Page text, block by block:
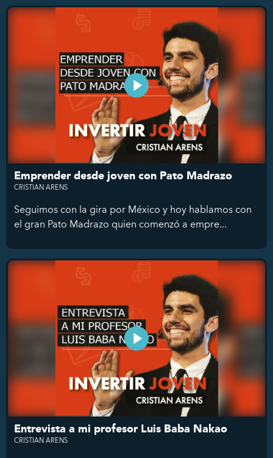
Emprender desde joven con Pato Madrazo
CRISTIAN ARENS
Seguimos con la gira por México y hoy hablamos con
el gran Pato Madrazo quien comenzó a empre...
Entrevista a mi profesor Luis Baba Nakao
CRISTIAN ARENS